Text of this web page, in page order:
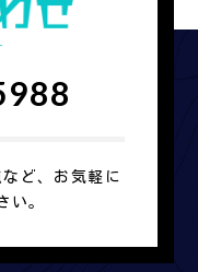
ど、お気軽に
い。